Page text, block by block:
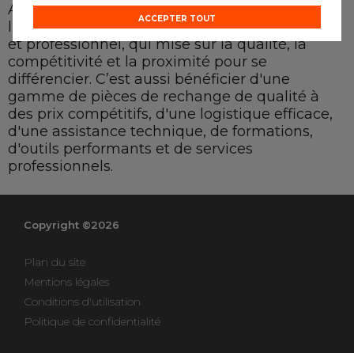
Adhérer à Eurorepar Car Service, c’est
l'opportunité de rejoindre un réseau structuré
et professionnel, qui mise sur la qualité, la
compétitivité et la proximité pour se
différencier. C’est aussi bénéficier d'une
gamme de pièces de rechange de qualité à
des prix compétitifs, d'une logistique efficace,
d'une assistance technique, de formations,
d'outils performants et de services
professionnels.
Copyright ©2026
Plan du site
Mentions légales
Conditions d'utilisation
Politique de confidentialité
ACCEPTER TOUT